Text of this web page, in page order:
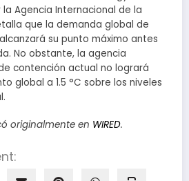
Agencia Internacional de la
que la demanda global de
su punto máximo antes
No obstante, la agencia
contención actual no logrará
global a 1.5 °C sobre los niveles
originalmente en WIRED.